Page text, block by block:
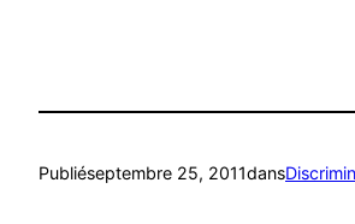
Publiéseptembre 25, 2011dans